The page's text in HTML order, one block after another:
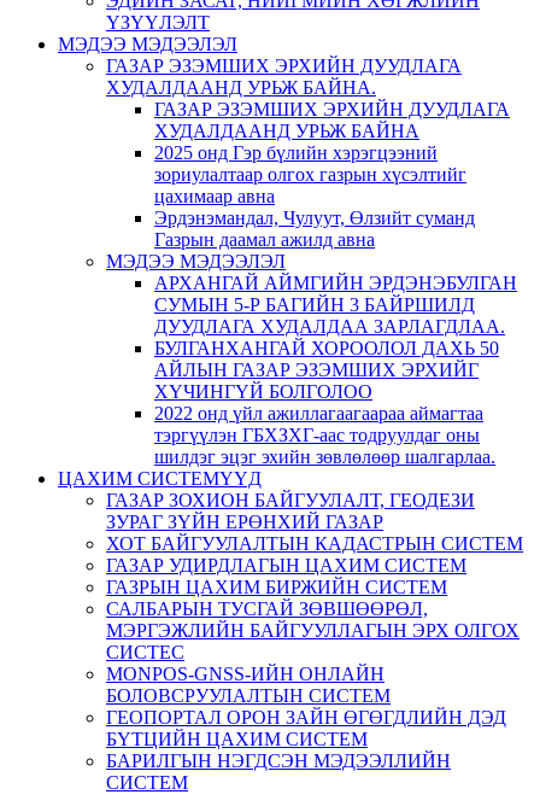
ҮЗҮҮЛЭЛТ
МЭДЭЭ МЭДЭЭЛЭЛ
ГАЗАР ЭЗЭМШИХ ЭРХИЙН ДУУДЛАГА
ХУДАЛДААНД УРЬЖ БАЙНА.
ГАЗАР ЭЗЭМШИХ ЭРХИЙН ДУУДЛАГА
ХУДАЛДААНД УРЬЖ БАЙНА
2025 онд Гэр бүлийн хэрэгцээний
зориулалтаар олгох газрын хүсэлтийг
цахимаар авна
Эрдэнэмандал, Чулуут, Өлзийт суманд
Газрын даамал ажилд авна
МЭДЭЭ МЭДЭЭЛЭЛ
АРХАНГАЙ АЙМГИЙН ЭРДЭНЭБУЛГАН
СУМЫН 5-Р БАГИЙН 3 БАЙРШИЛД
ДУУДЛАГА ХУДАЛДАА ЗАРЛАГДЛАА.
БУЛГАНХАНГАЙ ХОРООЛОЛ ДАХЬ 50
АЙЛЫН ГАЗАР ЭЗЭМШИХ ЭРХИЙГ
ХҮЧИНГҮЙ БОЛГОЛОО
2022 онд үйл ажиллагаагаараа аймагтаа
тэргүүлэн ГБХЗХГ-аас тодруулдаг оны
шилдэг эцэг эхийн зөвлөлөөр шалгарлаа.
ЦАХИМ СИСТЕМҮҮД
ГАЗАР ЗОХИОН БАЙГУУЛАЛТ, ГЕОДЕЗИ
ЗУРАГ ЗҮЙН ЕРӨНХИЙ ГАЗАР
ХОТ БАЙГУУЛАЛТЫН КАДАСТРЫН СИСТЕМ
ГАЗАР УДИРДЛАГЫН ЦАХИМ СИСТЕМ
ГАЗРЫН ЦАХИМ БИРЖИЙН СИСТЕМ
САЛБАРЫН ТУСГАЙ ЗӨВШӨӨРӨЛ,
МЭРГЭЖЛИЙН БАЙГУУЛЛАГЫН ЭРХ ОЛГОХ
СИСТЕС
MONPOS-GNSS-ИЙН ОНЛАЙН
БОЛОВСРУУЛАЛТЫН СИСТЕМ
ГЕОПОРТАЛ ОРОН ЗАЙН ӨГӨГДЛИЙН ДЭД
БҮТЦИЙН ЦАХИМ СИСТЕМ
БАРИЛГЫН НЭГДСЭН МЭДЭЭЛЛИЙН
СИСТЕМ